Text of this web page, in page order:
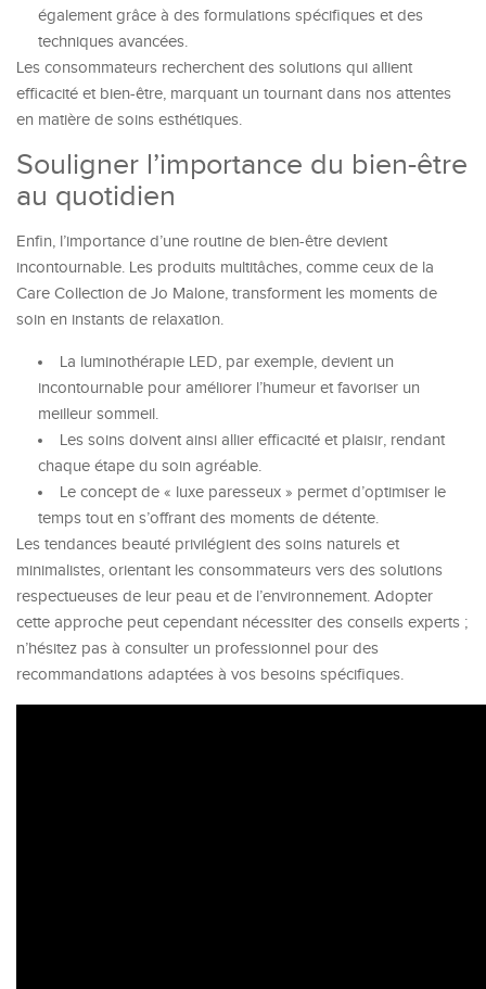
également grâce à des formulations spécifiques et des
techniques avancées.
Les consommateurs recherchent des solutions qui allient
efficacité et bien-être, marquant un tournant dans nos attentes
en matière de soins esthétiques.
Souligner l’importance du bien-être
au quotidien
Enfin, l’importance d’une routine de bien-être devient
incontournable. Les produits multitâches, comme ceux de la
Care Collection de Jo Malone, transforment les moments de
soin en instants de relaxation.
La luminothérapie LED, par exemple, devient un
incontournable pour améliorer l’humeur et favoriser un
meilleur sommeil.
Les soins doivent ainsi allier efficacité et plaisir, rendant
chaque étape du soin agréable.
Le concept de « luxe paresseux » permet d’optimiser le
temps tout en s’offrant des moments de détente.
Les tendances beauté privilégient des soins naturels et
minimalistes, orientant les consommateurs vers des solutions
respectueuses de leur peau et de l’environnement. Adopter
cette approche peut cependant nécessiter des conseils experts ;
n’hésitez pas à consulter un professionnel pour des
recommandations adaptées à vos besoins spécifiques.